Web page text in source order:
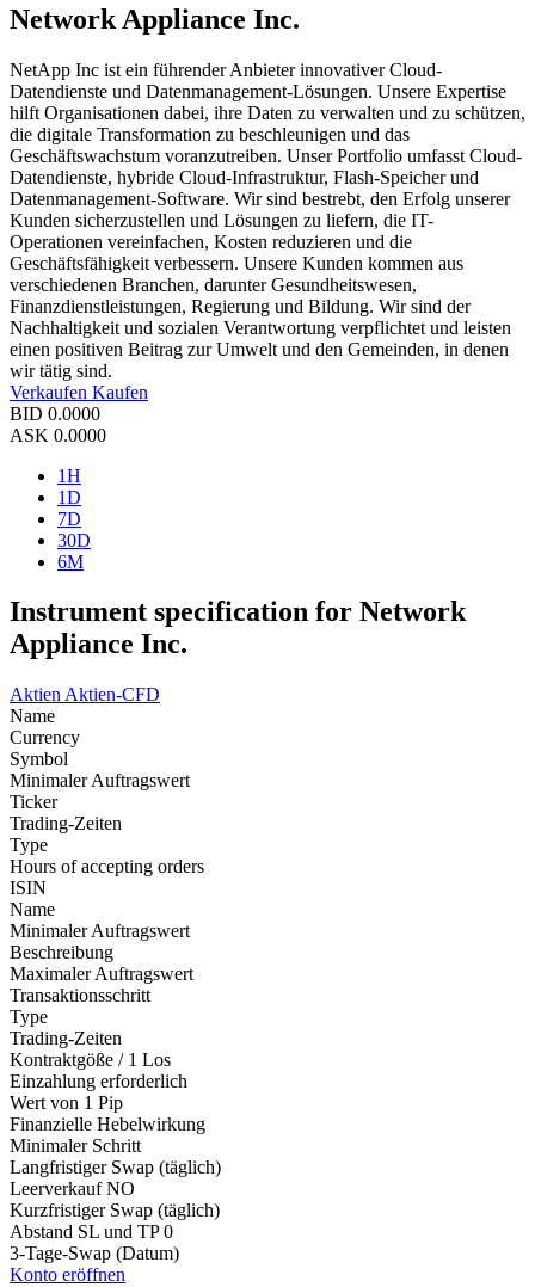
Network Appliance Inc.
NetApp Inc ist ein führender Anbieter innovativer Cloud-
Datendienste und Datenmanagement-Lösungen. Unsere Expertise
hilft Organisationen dabei, ihre Daten zu verwalten und zu schützen,
die digitale Transformation zu beschleunigen und das
Geschäftswachstum voranzutreiben. Unser Portfolio umfasst Cloud-
Datendienste, hybride Cloud-Infrastruktur, Flash-Speicher und
Datenmanagement-Software. Wir sind bestrebt, den Erfolg unserer
Kunden sicherzustellen und Lösungen zu liefern, die IT-
Operationen vereinfachen, Kosten reduzieren und die
Geschäftsfähigkeit verbessern. Unsere Kunden kommen aus
verschiedenen Branchen, darunter Gesundheitswesen,
Finanzdienstleistungen, Regierung und Bildung. Wir sind der
Nachhaltigkeit und sozialen Verantwortung verpflichtet und leisten
einen positiven Beitrag zur Umwelt und den Gemeinden, in denen
wir tätig sind.
Verkaufen Kaufen
BID 0.0000
ASK 0.0000
1H
1D
7D
30D
6M
Instrument specification for Network
Appliance Inc.
Aktien Aktien-CFD
Name
Currency
Symbol
Minimaler Auftragswert
Ticker
Trading-Zeiten
Type
Hours of accepting orders
ISIN
Name
Minimaler Auftragswert
Beschreibung
Maximaler Auftragswert
Transaktionsschritt
Type
Trading-Zeiten
Kontraktgöße / 1 Los
Einzahlung erforderlich
Wert von 1 Pip
Finanzielle Hebelwirkung
Minimaler Schritt
Langfristiger Swap (täglich)
Leerverkauf NO
Kurzfristiger Swap (täglich)
Abstand SL und TP 0
3-Tage-Swap (Datum)
Konto eröffnen